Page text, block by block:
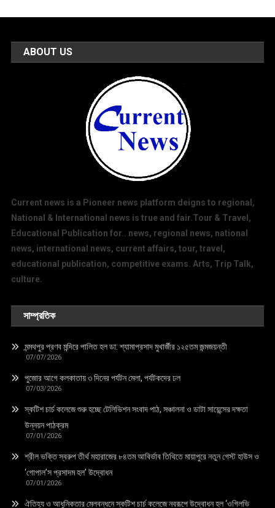
ABOUT US
Current news is a Pioneer news platform deigns to regional,
National & International news is true and fair.Tour & Travel,
Educational Publication for.. news, regional news, national
news, international news, current affairs, tour, travel,
educational publication, competitive exams. Arts, Trip Talk,
culture.
সাম্প্রতিক
মন্মথপুর প্রণব মন্দিরে পালিত হল ডা: শ্যামাপ্রসাদ মুখার্জীর ১২৫তম জন্মজয়ন্তী
07/07/2026
পুজোর আগে কলকাতায় ৩ দিনের পর্যটন মেলা, পর্যটকদের ঢল
07/03/2026
স্কটিশ চার্চ কলেজে শুরু হচ্ছে টেলিভিশন সংবাদ পাঠ, সঞ্চালনা ও ডাটা সায়েন্সের দক্ষতা
উন্নয়ন পাঠক্রম
07/01/2026
শ্রীল ভক্তি স্বরুপ তীর্থ মহারাজের ৮৪তম আবির্ভাব তিথিতে মায়াপুরে নতুন গেস্ট হাউস ও
‘গোপাল’স প্রসাদম হল’ উদ্বোধন
07/01/2026
ঐতিহ্য ও আধুনিকতার মেলবন্ধনে স্কটিশ চার্চ কলেজে নবরূপে উদ্বোধন হল ‘ওগিলভি